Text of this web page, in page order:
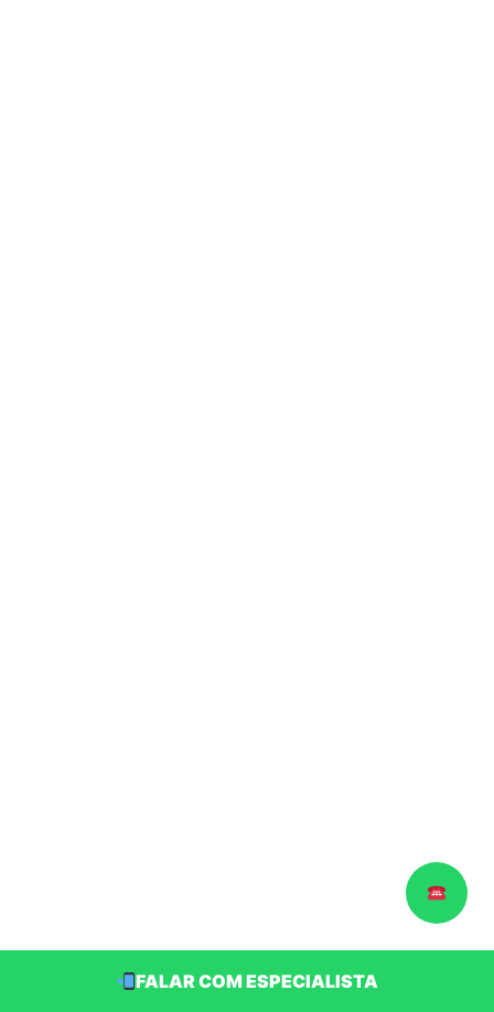
FALAR COM ESPECIALISTA